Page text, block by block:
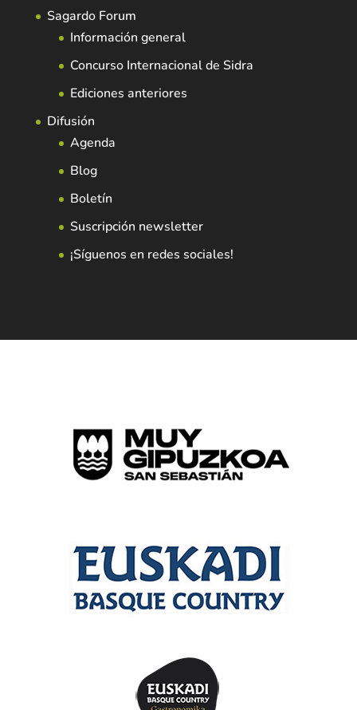
Sagardo Forum
Información general
Concurso Internacional de Sidra
Ediciones anteriores
Difusión
Agenda
Blog
Boletín
Suscripción newsletter
¡Síguenos en redes sociales!